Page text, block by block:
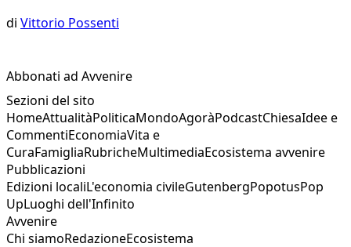
di Vittorio Possenti
Abbonati ad Avvenire
Sezioni del sito
HomeAttualitàPoliticaMondoAgoràPodcastChiesaIdee e
CommentiEconomiaVita e
CuraFamigliaRubricheMultimediaEcosistema avvenire
Pubblicazioni
Edizioni localiL'economia civileGutenbergPopotusPop
UpLuoghi dell'Infinito
Avvenire
Chi siamoRedazioneEcosistema